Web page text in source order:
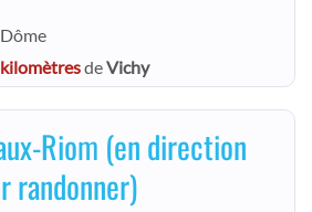
deVichy
Riom (en direction
randonner)